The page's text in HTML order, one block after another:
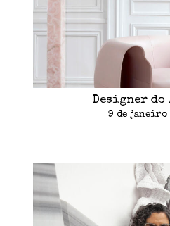
Designer do
9 de janeiro